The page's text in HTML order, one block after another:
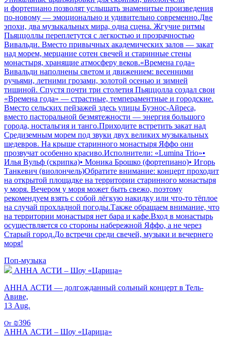
и фортепиано позволят услышать знаменитые произведения
по-новому — эмоционально и удивительно современно.Две
эпохи, два музыкальных мира, одна сцена. Жгучие ритмы
Пьяццоллы переплетутся с легкостью и прозрачностью
Вивальди. Вместо привычных академических залов — закат
над морем, мерцание сотен свечей и старинные стены
монастыря, хранящие атмосферу веков.«Времена года»
Вивальди наполнены светом и движением: весенними
ручьями, летними грозами, золотой осенью и зимней
тишиной. Спустя почти три столетия Пьяццолла создал свои
«Времена года» — страстные, темпераментные и городские.
Вместо сельских пейзажей здесь улицы Буэнос-Айреса,
вместо пасторальной безмятежности — энергия большого
города, ностальгия и танго.Приходите встретить закат над
Средиземным морем под звуки двух великих музыкальных
шедевров. На крыше старинного монастыря Яффо они
прозвучат особенно красиво.Исполнители: «Lumina Trio»•
Илья Вульф (скрипка)• Моника Брошко (фортепиано)• Игорь
Танкевич (виолончель)Обратите внимание: концерт проходит
на открытой площадке на территории старинного монастыря
у моря. Вечером у моря может быть свежо, поэтому
рекомендуем взять с собой лёгкую накидку или что-то тёплое
на случай прохладной погоды.Также обращаем внимание, что
на территории монастыря нет бара и кафе.Вход в монастырь
осуществляется со стороны набережной Яффо, а не через
Старый город.До встречи среди свечей, музыки и вечернего
моря!
Поп-музыка
АННА АСТИ – Шоу «Царица»
АННА АСТИ — долгожданный сольный концерт в Тель-
Авиве,
13 Aug.
От ₪396
АННА АСТИ – Шоу «Царица»